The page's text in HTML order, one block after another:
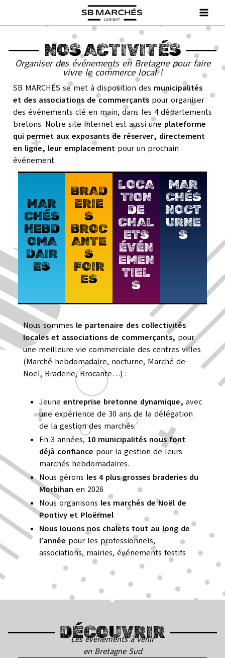
NOS ACTIVITÉS
Organiser des événements en Bretagne pour faire
vivre le commerce local !
SB MARCHÉS se met à disposition des municipalités
et des associations de commerçants pour organiser
des événements clé en main, dans les 4 départements
bretons. Notre site internet est aussi une plateforme
qui permet aux exposants de réserver, directement
en ligne, leur emplacement pour un prochain
événement.
MAR
CHÉS
HEBD
OMA
DAIR
ES
BRAD
ERIE
S
BROC
ANTE
S
FOIR
ES
LOCA
TION
DE
CHAL
ETS
ÉVÉN
EMEN
TIEL
S
MAR
CHÉS
NOCT
URNE
S
Nous sommes le partenaire des collectivités
locales et associations de commerçants, pour
une meilleure vie commerciale des centres villes
(Marché hebdomadaire, nocturne, Marché de
Noël, Braderie, Brocante…) :
Jeune entreprise bretonne dynamique, avec
une expérience de 30 ans de la délégation
de la gestion des marchés.
En 3 années,10 municipalités nous font
déjà confiance pour la gestion de leurs
marchés hebdomadaires.
Nous gérons les 4 plus grosses braderies du
Morbihan en 2026
Nous organisons les marchés de Noël de
Pontivy et Ploërmel
Nous louons nos chalets tout au long de
l’année pour les professionnels,
associations, mairies, événements festifs
DÉCOUVRIR
Les événements à venir
en Bretagne Sud